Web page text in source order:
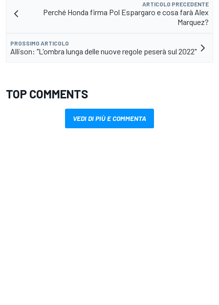
ARTICOLO PRECEDENTE
Perché Honda firma Pol Espargaro e cosa farà Alex
Marquez?
PROSSIMO ARTICOLO
Allison: "L'ombra lunga delle nuove regole peserà sul 2022"
TOP COMMENTS
VEDI DI PIÙ E COMMENTA